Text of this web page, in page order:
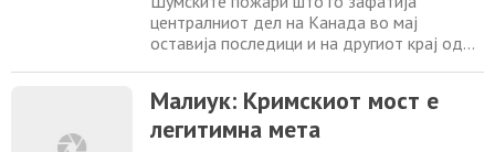
централниот дел на Канада во мај
оставија последици и на другиот крај од
„Коперникус“ (CAMS), сателитските снимки
потврдуваат дека чадот од пожарите во
Малиук: Кримскиот мост е
легитимна мета